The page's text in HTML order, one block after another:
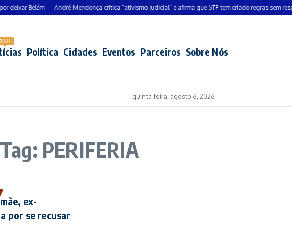
Belém André Mendonça critica “ativismo judicial” e afirma que STF tem criado regras sem
24H
Política Cidades Eventos Parceiros Sobre Nós
quinta-feira, agosto 6, 2026
PERIFERIA
ex-
por se recusar